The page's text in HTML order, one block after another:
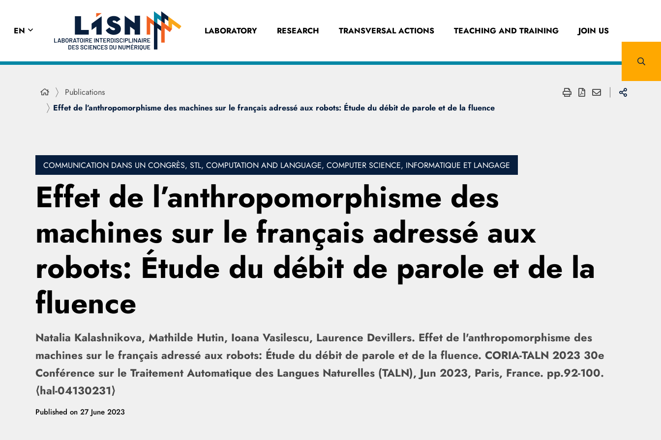
EN LABORATORY RESEARCH TRANSVERSAL ACTIONS TEACHING AND TRAINING JOIN US
Publications
Effet de l’anthropomorphisme des machines sur le français adressé aux robots: Étude du débit de parole et de la fluence
COMMUNICATION DANS UN CONGRÈS, STL, COMPUTATION AND LANGUAGE, COMPUTER SCIENCE, INFORMATIQUE ET LANGAGE
Effet de l’anthropomorphisme des
machines sur le français adressé aux
robots: Étude du débit de parole et de la
fluence
Natalia Kalashnikova, Mathilde Hutin, Ioana Vasilescu, Laurence Devillers. Effet de l'anthropomorphisme des
machines sur le français adressé aux robots: Étude du débit de parole et de la fluence. CORIA-TALN 2023 30e
Conférence sur le Traitement Automatique des Langues Naturelles (TALN), Jun 2023, Paris, France. pp.92-100.
⟨hal-04130231⟩
Published on 27 June 2023